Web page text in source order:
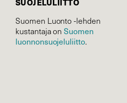
SUOJELU­LIITTO
Suomen Luonto -lehden
kustantaja onSuomen
luonnonsuojelu­liitto.